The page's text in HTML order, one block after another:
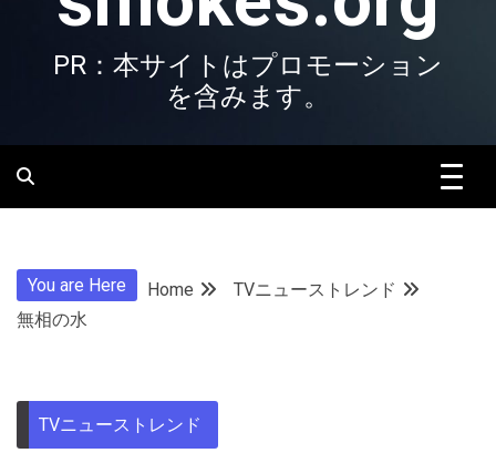
PR：本サイトはプロモーション
を含みます。
You are Here Home
TVニューストレンド
無相の水
TVニューストレンド